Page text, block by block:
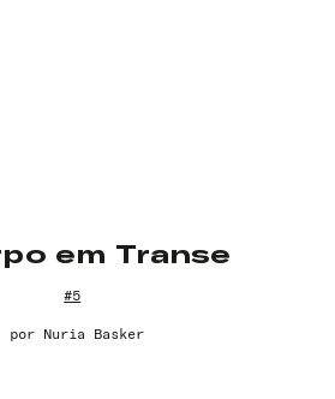
em Transe
#5
por Nuria Basker